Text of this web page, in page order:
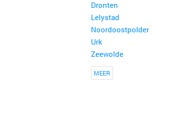
Dronten
Lelystad
Noordoostpolder
Urk
Zeewolde
MEER